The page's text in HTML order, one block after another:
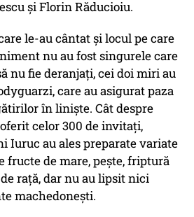
şi Florin Răducioiu.
le-au cântat și locul pe care
nu au fost singurele care
nu fie deranjaţi, cei doi miri au
care au asigurat paza
în linişte. Cât despre
celor 300 de invitați,
Iuruc au ales preparate variate
fructe de mare, peşte, friptură
raţă, dar nu au lipsit nici
machedoneşti.